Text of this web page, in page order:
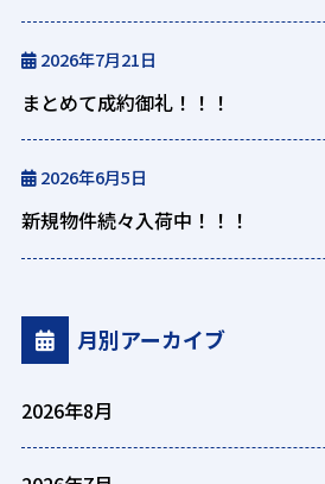
2026年7月21日
まとめて成約御礼！！！
2026年6月5日
新規物件続々入荷中！！！
月別アーカイブ
2026年8月